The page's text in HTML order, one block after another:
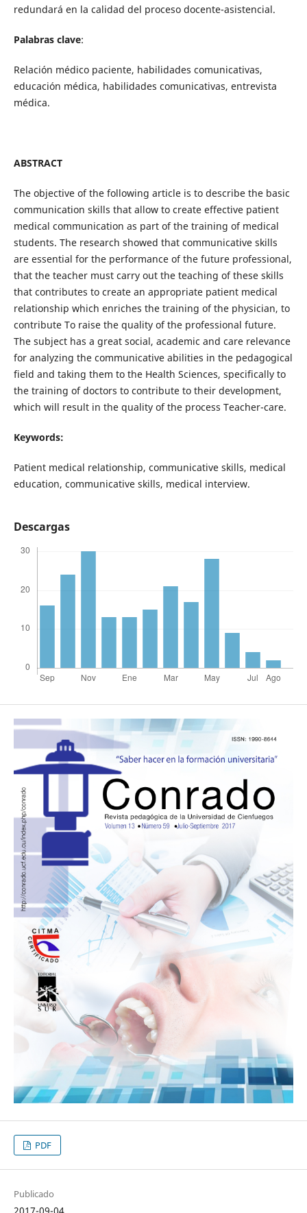
redundará en la calidad del proceso docente-asistencial.
Palabras clave:
Relación médico paciente, habilidades comunicativas,
educación médica, habilidades comunicativas, entrevista
médica.
ABSTRACT
The objective of the following article is to describe the basic
communication skills that allow to create effective patient
medical communication as part of the training of medical
students. The research showed that communicative skills
are essential for the performance of the future professional,
that the teacher must carry out the teaching of these skills
that contributes to create an appropriate patient medical
relationship which enriches the training of the physician, to
contribute To raise the quality of the professional future.
The subject has a great social, academic and care relevance
for analyzing the communicative abilities in the pedagogical
field and taking them to the Health Sciences, specifically to
the training of doctors to contribute to their development,
which will result in the quality of the process Teacher-care.
Keywords:
Patient medical relationship, communicative skills, medical
education, communicative skills, medical interview.
Descargas
PDF
Publicado